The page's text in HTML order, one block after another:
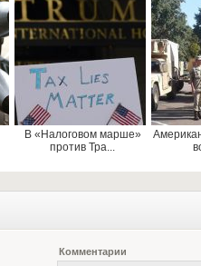
В «Налоговом марше»
против Тра...
Комментарии